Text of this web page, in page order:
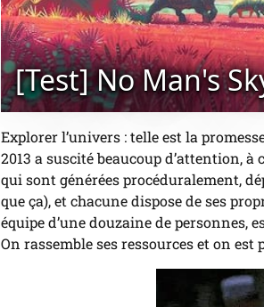
[Test] No Man's
Explorer l’univers : telle est la
2013 a suscité beaucoup d’attention,
qui sont générées procéduralement,
que ça), et chacune dispose de ses
équipe d’une douzaine de personnes,
On rassemble ses ressources et on